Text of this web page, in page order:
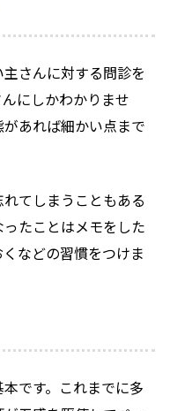
さんに対する問診を
にしかわかりませ
あれば細かい点まで
てしまうこともある
たことはメモをした
などの習慣をつけま
です。これまでに多